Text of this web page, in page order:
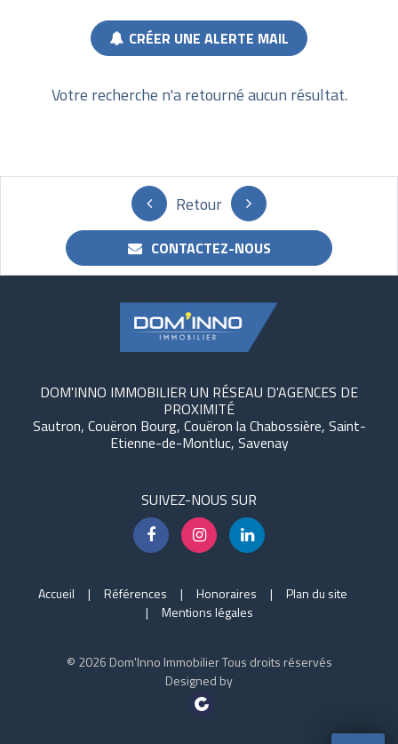
CRÉER UNE ALERTE MAIL
Votre recherche n'a retourné aucun résultat.
Retour
CONTACTEZ-NOUS
DOM'INNO IMMOBILIER UN RÉSEAU D'AGENCES DE
PROXIMITÉ
Sautron, Couëron Bourg, Couëron la Chabossière, Saint-
Etienne-de-Montluc, Savenay
SUIVEZ-NOUS SUR
Accueil Références Honoraires
Plan du site
Mentions légales
© 2026 Dom'Inno Immobilier Tous droits réservés
Designed by